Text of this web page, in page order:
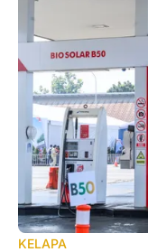
KELAPA